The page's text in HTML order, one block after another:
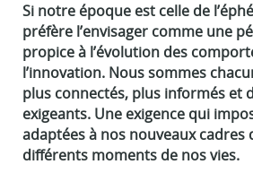
Si notre époque est celle de
préfère l’envisager comme une
propice à l’évolution des
l’innovation. Nous sommes
plus connectés, plus informés et
exigeants. Une exigence qui
adaptées à nos nouveaux cadres
différents moments de nos vies.